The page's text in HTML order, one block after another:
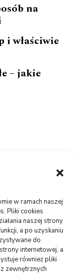
w ramach naszej
Pliki cookies
naszej strony
a po uzyskaniu
do
internetowej, a
również pliki
zewnętrznych
na
i właściwie
– jakie
social